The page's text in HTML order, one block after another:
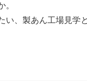
い、製あん工場見学